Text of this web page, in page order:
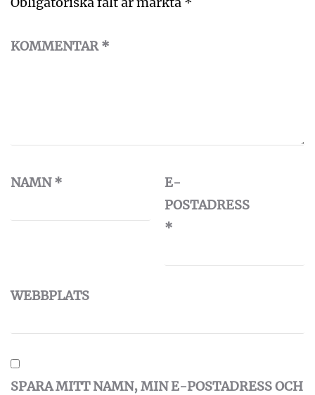
KOMMENTAR*
NAMN*
E-
POSTADRESS
*
WEBBPLATS
SPARA MITT NAMN, MIN E-POSTADRESS OCH